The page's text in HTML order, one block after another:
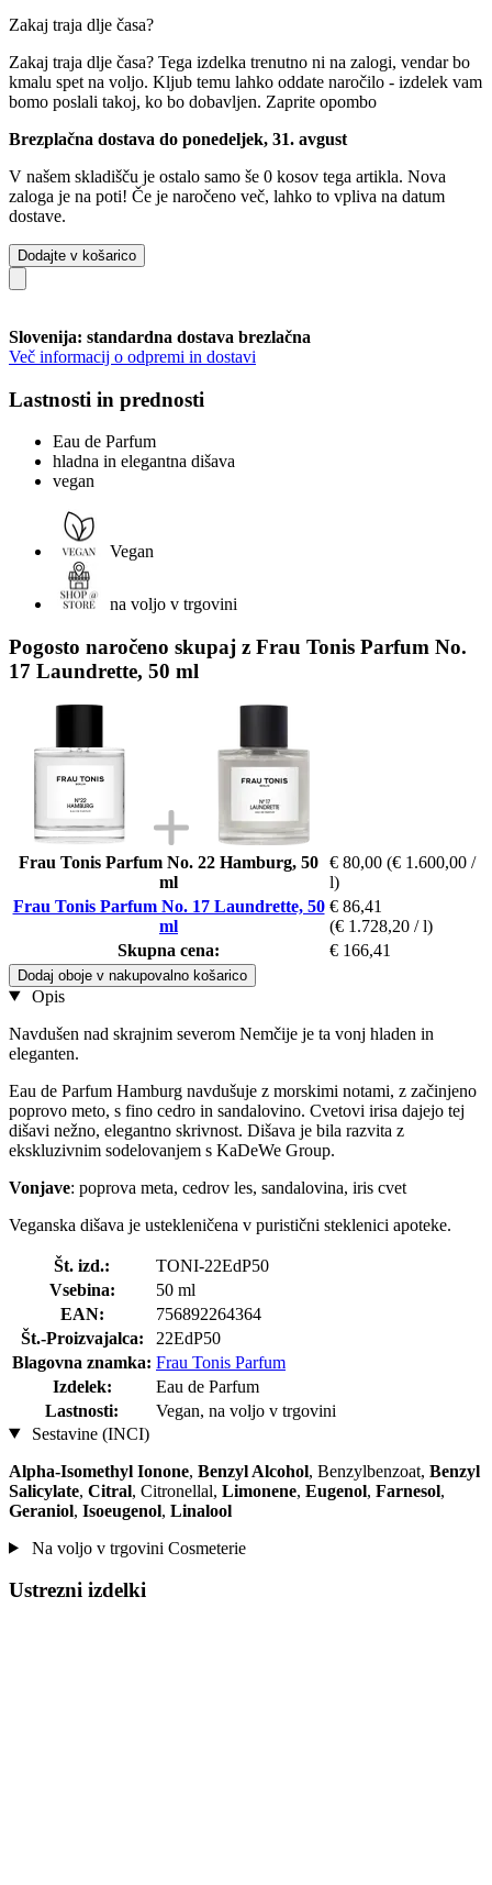
Zakaj traja dlje časa?
Zakaj traja dlje časa? Tega izdelka trenutno ni na zalogi, vendar bo
kmalu spet na voljo. Kljub temu lahko oddate naročilo - izdelek vam
bomo poslali takoj, ko bo dobavljen. Zaprite opombo
Brezplačna dostava do ponedeljek, 31. avgust
V našem skladišču je ostalo samo še 0 kosov tega artikla. Nova
zaloga je na poti! Če je naročeno več, lahko to vpliva na datum
dostave.
Dodajte v košarico
Slovenija: standardna dostava brezlačna
Več informacij o odpremi in dostavi
Lastnosti in prednosti
Eau de Parfum
hladna in elegantna dišava
vegan
Vegan
na voljo v trgovini
Pogosto naročeno skupaj z Frau Tonis Parfum No.
17 Laundrette, 50 ml
Frau Tonis Parfum No. 22 Hamburg, 50
ml
€ 80,00 (€ 1.600,00 /
l)
Frau Tonis Parfum No. 17 Laundrette, 50
ml
€ 86,41
(€ 1.728,20 / l)
Skupna cena:
€ 166,41
Dodaj oboje v nakupovalno košarico
Opis
Navdušen nad skrajnim severom Nemčije je ta vonj hladen in
eleganten.
Eau de Parfum Hamburg navdušuje z morskimi notami, z začinjeno
poprovo meto, s fino cedro in sandalovino. Cvetovi irisa dajejo tej
dišavi nežno, elegantno skrivnost. Dišava je bila razvita z
ekskluzivnim sodelovanjem s KaDeWe Group.
Vonjave: poprova meta, cedrov les, sandalovina, iris cvet
Veganska dišava je ustekleničena v puristični steklenici apoteke.
Št. izd.:
TONI-22EdP50
Vsebina:
50 ml
EAN:
756892264364
Št.-Proizvajalca:
22EdP50
Blagovna znamka: Frau Tonis Parfum
Izdelek:
Eau de Parfum
Lastnosti:
Vegan, na voljo v trgovini
Sestavine (INCI)
Alpha-Isomethyl Ionone, Benzyl Alcohol, Benzylbenzoat, Benzyl
Salicylate, Citral, Citronellal, Limonene, Eugenol, Farnesol,
Geraniol, Isoeugenol, Linalool
Na voljo v trgovini Cosmeterie
Ustrezni izdelki